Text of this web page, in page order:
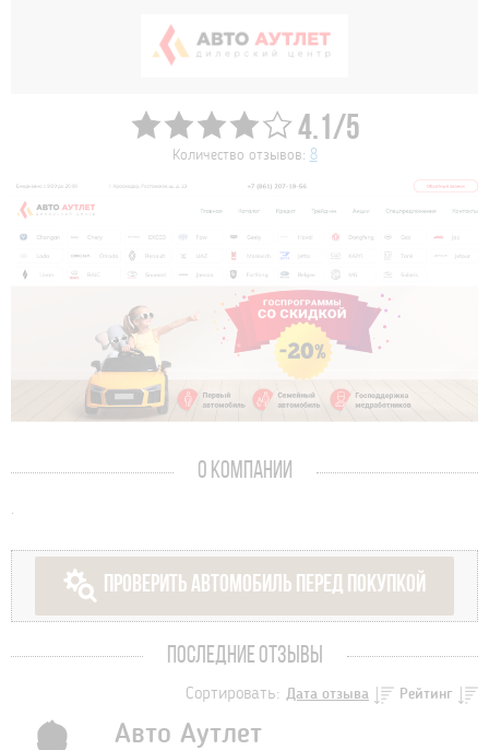
4.1/5
Количество отзывов: 8
О КОМПАНИИ
ПРОВЕРИТЬ АВТОМОБИЛЬ ПЕРЕД ПОКУПКОЙ
ПОСЛЕДНИЕ ОТЗЫВЫ
Сортировать: Дата отзыва Рейтинг
Авто Аутлет